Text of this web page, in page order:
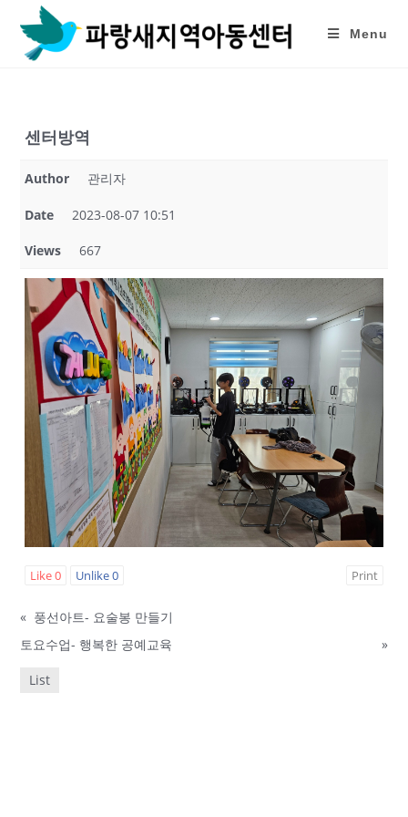
content
Menu
센터방역
Author 관리자
Date 2023-08-07 10:51
Views 667
Like0 Unlike0 Print
« 풍선아트- 요술봉 만들기
토요수업- 행복한 공예교육
»
List